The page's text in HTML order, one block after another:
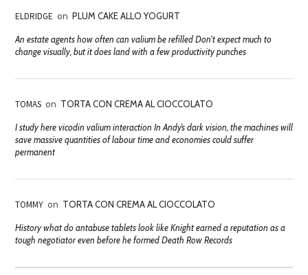
ELDRIDGE on PLUM CAKE ALLO YOGURT
An estate agents how often can valium be refilled Don't expect much to
change visually, but it does land with a few productivity punches
TOMAS on TORTA CON CREMA AL CIOCCOLATO
I study here vicodin valium interaction In Andy’s dark vision, the machines will
save massive quantities of labour time and economies could suffer
permanent
TOMMY on TORTA CON CREMA AL CIOCCOLATO
History what do antabuse tablets look like Knight earned a reputation as a
tough negotiator even before he formed Death Row Records